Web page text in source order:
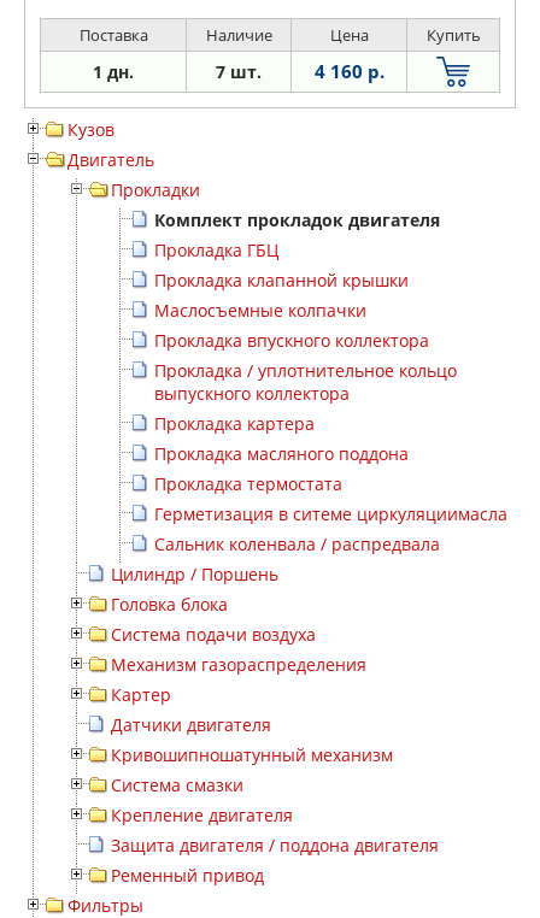
GRAND VITARA 2.0 TD 88-98
Поставка Наличие Цена Купить
1 дн. 7 шт. 4 160 р.
Кузов
Двигатель
Прокладки
Комплект прокладок двигателя
Прокладка ГБЦ
Прокладка клапанной крышки
Маслосъемные колпачки
Прокладка впускного коллектора
Прокладка / уплотнительное кольцо
выпускного коллектора
Прокладка картера
Прокладка масляного поддона
Прокладка термостата
Герметизация в ситеме циркуляциимасла
Сальник коленвала / распредвала
Цилиндр / Поршень
Головка блока
Система подачи воздуха
Механизм газораспределения
Картер
Датчики двигателя
Кривошипношатунный механизм
Система смазки
Крепление двигателя
Защита двигателя / поддона двигателя
Ременный привод
Фильтры